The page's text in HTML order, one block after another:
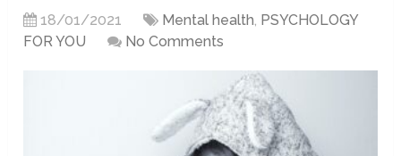
18/01/2021 Mental health, PSYCHOLOGY
FOR YOU
No Comments